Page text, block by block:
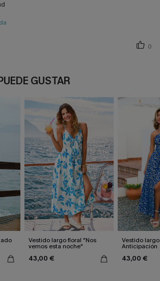
0
GUSTAR
Vestido largo floral "Nos
vemos esta noche"
43,00 €
Vestido
Anticipación
43,00 €